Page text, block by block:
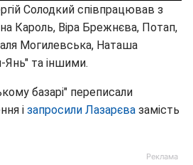
Солодкий співпрацював з
Кароль, Віра Брежнєва, Потап,
Могилевська, Наташа
Янь" та іншими.
базарі" переписали
і запросили Лазарєва замість